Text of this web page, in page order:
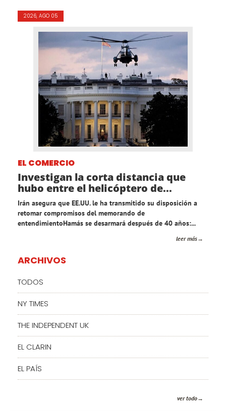
2026, AGO 05
EL COMERCIO
Investigan la corta distancia que
hubo entre el helicóptero de...
Irán asegura que EE.UU. le ha transmitido su disposición a
retomar compromisos del memorando de
entendimientoHamás se desarmará después de 40 años:...
leer más
ARCHIVOS
TODOS
NY TIMES
THE INDEPENDENT UK
EL CLARIN
EL PAÍS
ver todo